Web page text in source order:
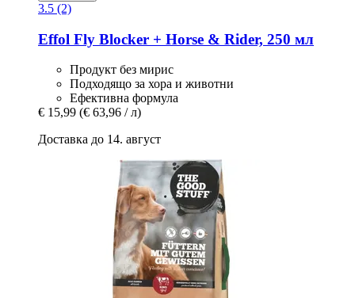
3.5 (2)
Effol Fly Blocker + Horse & Rider, 250 мл
Продукт без мирис
Подходящо за хора и животни
Ефективна формула
€ 15,99 (€ 63,96 / л)
Доставка до 14. август